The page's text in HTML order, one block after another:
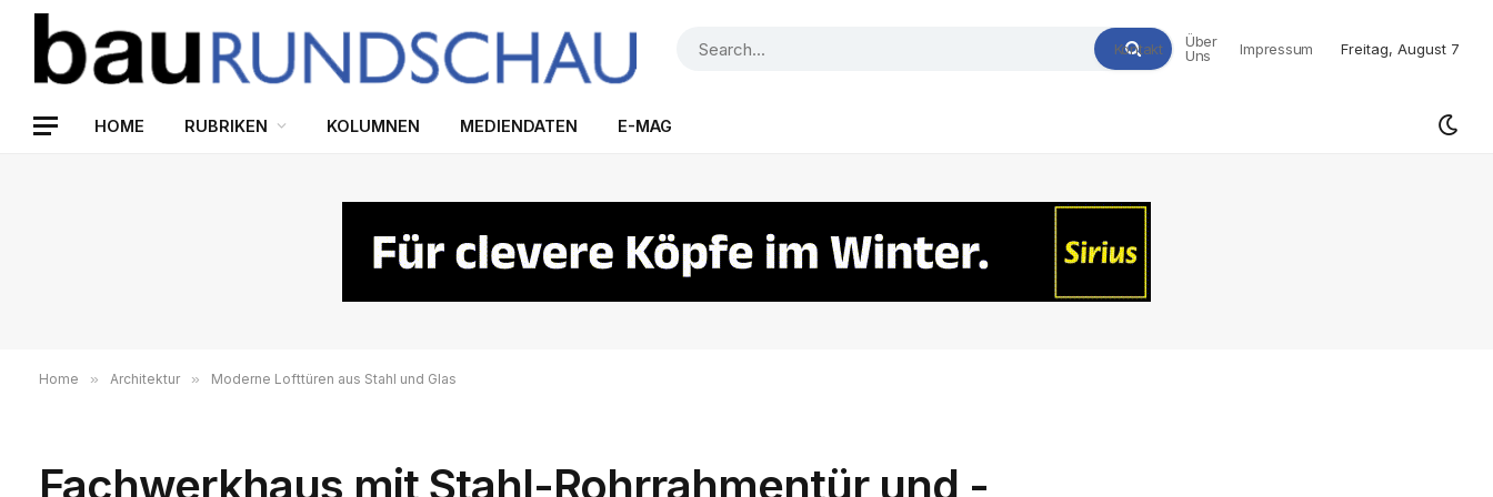
Kontakt
Über
Uns
Impressum Freitag, August 7
HOME RUBRIKEN KOLUMNEN MEDIENDATEN E-MAG
Home » Architektur » Moderne Lofttüren aus Stahl und Glas
Fachwerkhaus mit Stahl-Rohrrahmentür und -